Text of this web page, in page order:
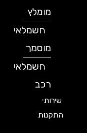
מומלץ
חשמלאי
מוסמך
חשמלאי
שירותי
התקנות